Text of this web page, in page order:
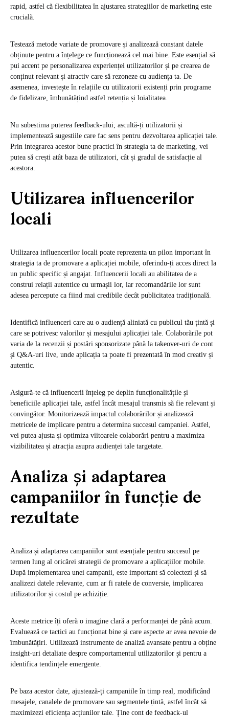
rapid, astfel că flexibilitatea în ajustarea strategiilor de marketing este
crucială.
Testează metode variate de promovare și analizează constant datele
obținute pentru a înțelege ce funcționează cel mai bine. Este esențial să
pui accent pe personalizarea experienței utilizatorilor și pe crearea de
conținut relevant și atractiv care să rezoneze cu audiența ta. De
asemenea, investește în relațiile cu utilizatorii existenți prin programe
de fidelizare, îmbunătățind astfel retenția și loialitatea.
Nu subestima puterea feedback-ului; ascultă-ți utilizatorii și
implementează sugestiile care fac sens pentru dezvoltarea aplicației tale.
Prin integrarea acestor bune practici în strategia ta de marketing, vei
putea să crești atât baza de utilizatori, cât și gradul de satisfacție al
acestora.
Utilizarea influencerilor
locali
Utilizarea influencerilor locali poate reprezenta un pilon important în
strategia ta de promovare a aplicației mobile, oferindu-ți acces direct la
un public specific și angajat. Influencerii locali au abilitatea de a
construi relații autentice cu urmașii lor, iar recomandările lor sunt
adesea percepute ca fiind mai credibile decât publicitatea tradițională.
Identifică influenceri care au o audiență aliniată cu publicul tău țintă și
care se potrivesc valorilor și mesajului aplicației tale. Colaborările pot
varia de la recenzii și postări sponsorizate până la takeover-uri de cont
și Q&A-uri live, unde aplicația ta poate fi prezentată în mod creativ și
autentic.
Asigură-te că influencerii înțeleg pe deplin funcționalitățile și
beneficiile aplicației tale, astfel încât mesajul transmis să fie relevant și
convingător. Monitorizează impactul colaborărilor și analizează
metricele de implicare pentru a determina succesul campaniei. Astfel,
vei putea ajusta și optimiza viitoarele colaborări pentru a maximiza
vizibilitatea și atracția asupra audienței tale targetate.
Analiza și adaptarea
campaniilor în funcție de
rezultate
Analiza și adaptarea campaniilor sunt esențiale pentru succesul pe
termen lung al oricărei strategii de promovare a aplicațiilor mobile.
După implementarea unei campanii, este important să colectezi și să
analizezi datele relevante, cum ar fi ratele de conversie, implicarea
utilizatorilor și costul pe achiziție.
Aceste metrice îți oferă o imagine clară a performanței de până acum.
Evaluează ce tactici au funcționat bine și care aspecte ar avea nevoie de
îmbunătățiri. Utilizează instrumente de analiză avansate pentru a obține
insight-uri detaliate despre comportamentul utilizatorilor și pentru a
identifica tendințele emergente.
Pe baza acestor date, ajustează-ți campaniile în timp real, modificând
mesajele, canalele de promovare sau segmentele țintă, astfel încât să
maximizezi eficiența acțiunilor tale. Ține cont de feedback-ul